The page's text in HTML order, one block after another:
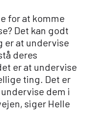
for at komme
Det kan godt
er at undervise
deres
er at undervise
ting. Det er
dem i
siger Helle